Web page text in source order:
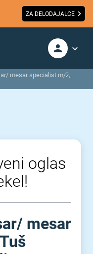
ZA DELODAJALCE
mesar specialist m/ž,
oglas
mesar